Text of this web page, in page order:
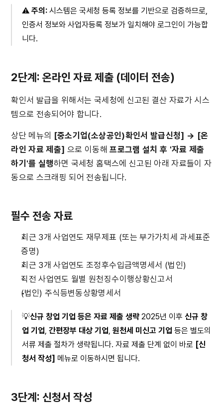
⚠️ 주의: 시스템은 국세청 등록 정보를 기반으로 검증하므로,
인증서 정보와 사업자등록 정보가 일치해야 로그인이 가능합
니다.
2단계: 온라인 자료 제출 (데이터 전송)
확인서 발급을 위해서는 국세청에 신고된 결산 자료가 시스
템으로 전송되어야 합니다.
상단 메뉴의 [중소기업(소상공인)확인서 발급신청] → [온
라인 자료 제출] 으로 이동해 프로그램 설치 후 '자료 제출
하기'를 실행하면 국세청 홈택스에 신고된 아래 자료들이 자
동으로 스크래핑 되어 전송됩니다.
필수 전송 자료
최근 3개 사업연도 재무제표 (또는 부가가치세 과세표준
증명)
최근 3개 사업연도 조정후수입금액명세서 (법인)
직전 사업연도 월별 원천징수이행상황신고서
(법인) 주식등변동상황명세서
💡신규 창업 기업 등은 자료 제출 생략 2025년 이후 신규 창
업 기업, 간편장부 대상 기업, 원천세 미신고 기업 등은 별도의
서류 제출 절차가 생략됩니다. 자료 제출 단계 없이 바로 [신
청서 작성] 메뉴로 이동하시면 됩니다.
3단계: 신청서 작성